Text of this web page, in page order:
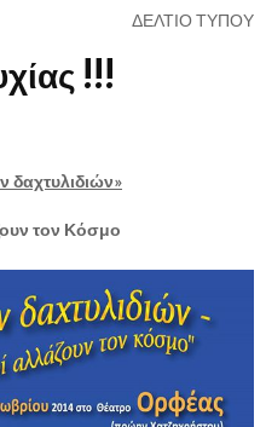
ΔΕΛΤΙΟ ΤΥΠΟΥ
!!!
δαχτυλιδιών»
τον Κόσμο